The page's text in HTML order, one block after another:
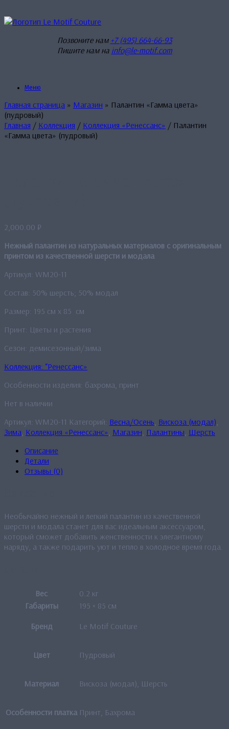
к
Позвоните нам +7 (495) 664-66-93
Пишите нам на info@le-motif.com
Меню
Главная страница » Магазин » Палантин «Гамма цвета»
(пудровый)
Главная / Коллекция / Коллекция «Ренессанс» / Палантин
«Гамма цвета» (пудровый)
2,000.00 ₽
Нежный палантин из натуральных материалов с оригинальным
принтом из качественной шерсти и модала
Артикул: WM20-11
Состав: 50% шерсть; 50% модал
Размер: 195 см x 85 см
Принт: Цветы и растения
Сезон: демисезонный/зима
Коллекция: “Ренессанс»
Особенности изделия: бахрома, принт
Нет в наличии
Артикул: WM20-11 Категорий: Весна/Осень Вискоза (модал)
Зима Коллекция «Ренессанс» Магазин Палантины Шерсть
Описание
Детали
Отзывы (0)
Необычайно нежный и легкий палантин из качественной
шерсти и модала станет для вас идеальным аксессуаром,
который сможет добавить женственности к элегантному
наряду, а также подарить уют и тепло в холодное время года.
Вес
0.2 кг
Габариты
195 × 85 см
Бренд
Le Motif Couture
Цвет Пудровый
Материал Вискоза (модал), Шерсть
Особенности платка Принт, Бахрома